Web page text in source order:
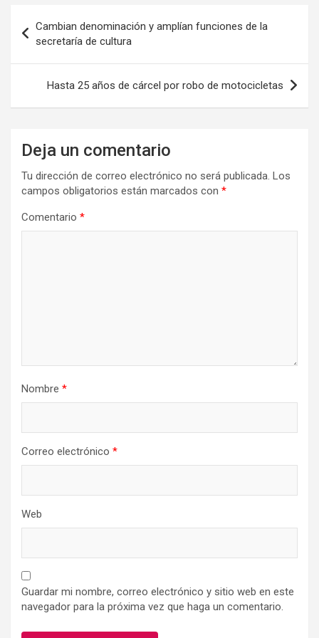
de
entradas
Cambian denominación y amplían funciones de la
secretaría de cultura
Hasta 25 años de cárcel por robo de motocicletas
Deja un comentario
Tu dirección de correo electrónico no será publicada. Los
campos obligatorios están marcados con *
Comentario *
Nombre *
Correo electrónico *
Web
Guardar mi nombre, correo electrónico y sitio web en este
navegador para la próxima vez que haga un comentario.